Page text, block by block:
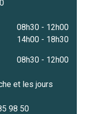
08h30 - 12h00
14h00 - 18h30
08h30 - 12h00
et les jours
98 50